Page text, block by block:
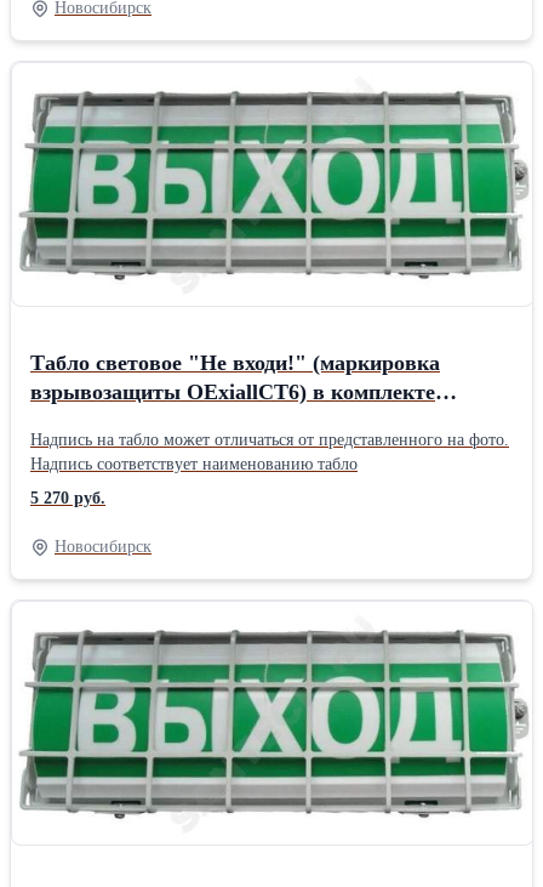
Новосибирск
Табло световое "Не входи!" (маркировка
взрывозащиты OExiallCT6) в комплекте
Надпись на табло может отличаться от представленного на фото.
Надпись соответствует наименованию табло
5 270 руб.
Новосибирск